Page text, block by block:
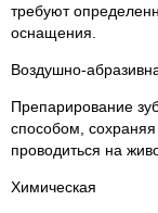
требуют
оснащения.
Воздушно-
Препарирование
способом,
проводиться на
Химическая